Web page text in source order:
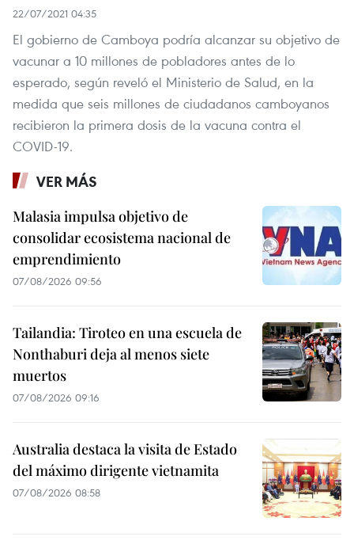
22/07/2021 04:35
El gobierno de Camboya podría alcanzar su objetivo de
vacunar a 10 millones de pobladores antes de lo
esperado, según reveló el Ministerio de Salud, en la
medida que seis millones de ciudadanos camboyanos
recibieron la primera dosis de la vacuna contra el
COVID-19.
VER MÁS
Malasia impulsa objetivo de
consolidar ecosistema nacional de
emprendimiento
07/08/2026 09:56
Tailandia: Tiroteo en una escuela de
Nonthaburi deja al menos siete
muertos
07/08/2026 09:16
Australia destaca la visita de Estado
del máximo dirigente vietnamita
07/08/2026 08:58